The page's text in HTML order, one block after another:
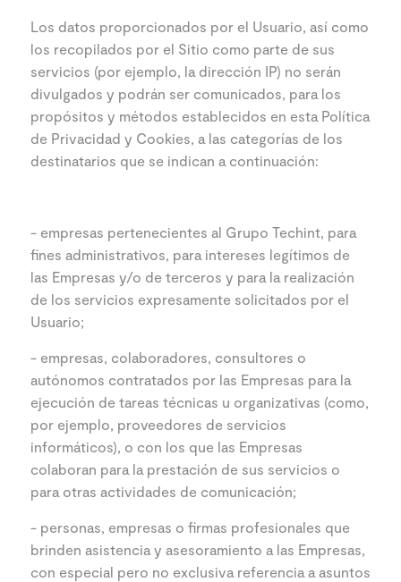
Los datos proporcionados por el Usuario, así como
los recopilados por el Sitio como parte de sus
servicios (por ejemplo, la dirección IP) no serán
divulgados y podrán ser comunicados, para los
propósitos y métodos establecidos en esta Política
de Privacidad y Cookies, a las categorías de los
destinatarios que se indican a continuación:
- empresas pertenecientes al Grupo Techint, para
fines administrativos, para intereses legítimos de
las Empresas y/o de terceros y para la realización
de los servicios expresamente solicitados por el
Usuario;
- empresas, colaboradores, consultores o
autónomos contratados por las Empresas para la
ejecución de tareas técnicas u organizativas (como,
por ejemplo, proveedores de servicios
informáticos), o con los que las Empresas
colaboran para la prestación de sus servicios o
para otras actividades de comunicación;
- personas, empresas o firmas profesionales que
brinden asistencia y asesoramiento a las Empresas,
con especial pero no exclusiva referencia a asuntos